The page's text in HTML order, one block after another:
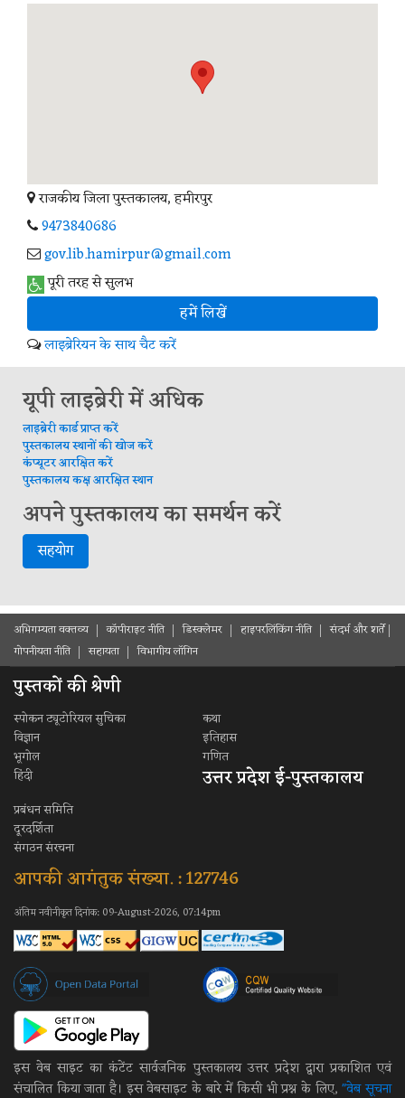
राजकीय जिला पुस्तकालय, हमीरपुर
9473840686
gov.lib.hamirpur@gmail.com
पूरी तरह से सुलभ
हमें लिखें
लाइब्रेरियन के साथ चैट करें
यूपी लाइब्रेरी में अधिक
लाइब्रेरी कार्ड प्राप्त करें
पुस्तकालय स्थानों की खोज करें
कंप्यूटर आरक्षित करें
पुस्तकालय कक्ष आरक्षित स्थान
अपने पुस्तकालय का समर्थन करें
सहयोग
अभिगम्यता वक्तव्य कॉपीराइट नीति डिस्क्लेमर हाइपरलिंकिंग नीति
संदर्भ और शर्ते
गोपनीयता नीति
सहायता विभागीय लॉगिन
पुस्तकों की श्रेणी
स्पोकन ट्यूटोरियल सुचिका
कथा
विज्ञान
इतिहास
भूगोल
गणित
हिंदी
उत्तर प्रदेश ई-पुस्तकालय
प्रबंधन समिति
दूरदर्शिता
संगठन संरचना
आपकी आगंतुक संख्या. : 127746
अंतिम नवीनीकृत दिनांक: 09-August-2026, 07:14pm
इस वेब साइट का कंटेंट सार्वजनिक पुस्तकालय उत्तर प्रदेश द्वारा प्रकाशित एवं
संचालित किया जाता है। इस वेबसाइट के बारे में किसी भी प्रश्न के लिए,"वेब सूचना